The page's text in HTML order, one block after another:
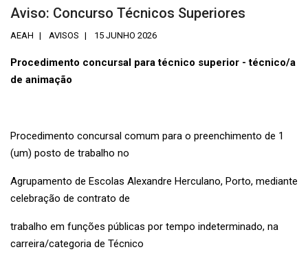
Aviso: Concurso Técnicos Superiores
AEAH AVISOS 15 JUNHO 2026
Procedimento concursal para técnico superior - técnico/a
de animação
Procedimento concursal comum para o preenchimento de 1
(um) posto de trabalho no
Agrupamento de Escolas Alexandre Herculano, Porto, mediante
celebração de contrato de
trabalho em funções públicas por tempo indeterminado, na
carreira/categoria de Técnico